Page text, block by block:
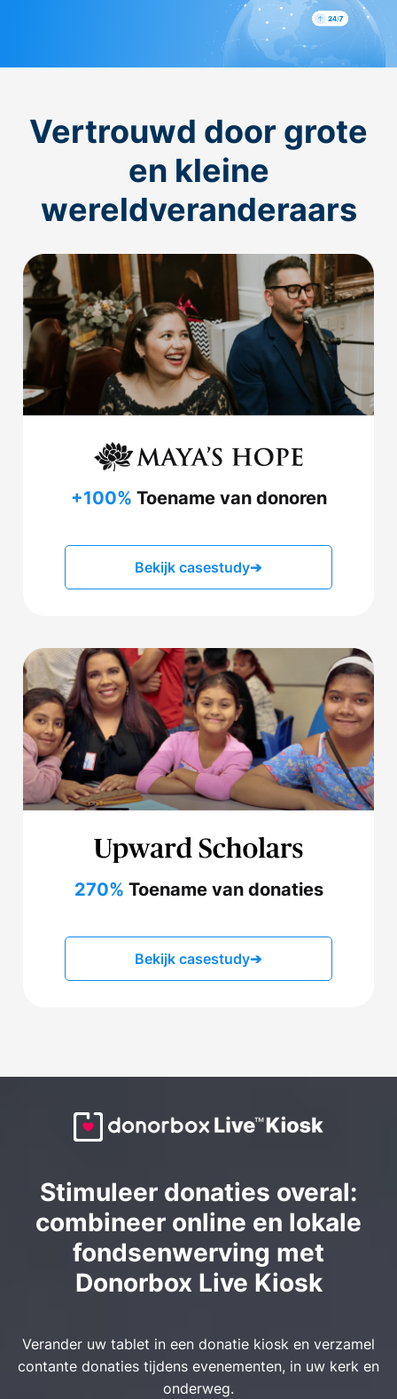
Vertrouwd door grote
en kleine
wereldveranderaars
+100% Toename van donoren
Bekijk casestudy➔
270% Toename van donaties
Bekijk casestudy➔
Stimuleer donaties overal:
combineer online en lokale
fondsenwerving met
Donorbox Live Kiosk
Verander uw tablet in een donatie kiosk en verzamel
contante donaties tijdens evenementen, in uw kerk en
onderweg.